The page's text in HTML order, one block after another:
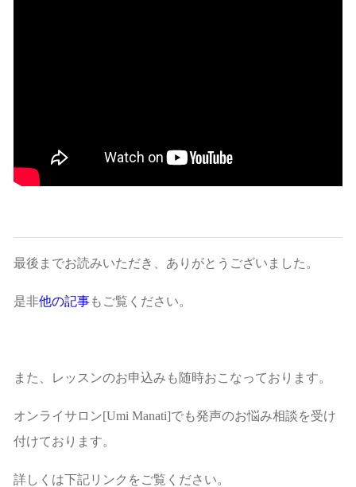
最後までお読みいただき、ありがとうございました。
是非他の記事もご覧ください。
また、レッスンのお申込みも随時おこなっております。
オンライサロン[Umi Manati]でも発声のお悩み相談を受け
付けております。
詳しくは下記リンクをご覧ください。